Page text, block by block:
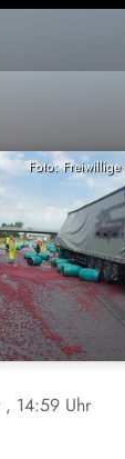
Foto: Freiwillige
, 14:59 Uhr